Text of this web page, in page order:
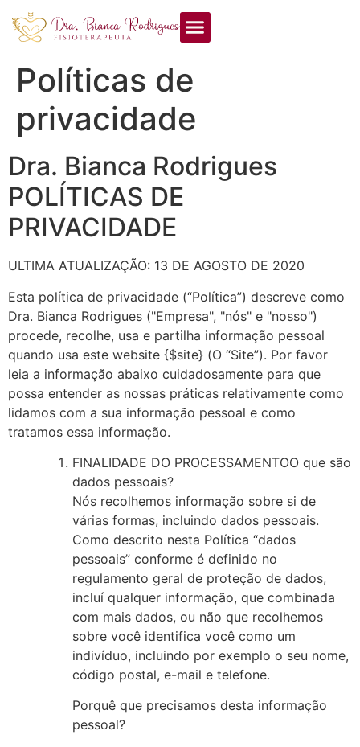
Políticas de
privacidade
Dra. Bianca Rodrigues
POLÍTICAS DE
PRIVACIDADE
ULTIMA ATUALIZAÇÃO: 13 DE AGOSTO DE 2020
Esta política de privacidade (“Política”) descreve como
Dra. Bianca Rodrigues ("Empresa", "nós" e "nosso")
procede, recolhe, usa e partilha informação pessoal
quando usa este website {$site} (O “Site”). Por favor
leia a informação abaixo cuidadosamente para que
possa entender as nossas práticas relativamente como
lidamos com a sua informação pessoal e como
tratamos essa informação.
FINALIDADE DO PROCESSAMENTOO que são
dados pessoais?
Nós recolhemos informação sobre si de
várias formas, incluindo dados pessoais.
Como descrito nesta Política “dados
pessoais” conforme é definido no
regulamento geral de proteção de dados,
incluí qualquer informação, que combinada
com mais dados, ou não que recolhemos
sobre você identifica você como um
indivíduo, incluindo por exemplo o seu nome,
código postal, e-mail e telefone.
Porquê que precisamos desta informação
pessoal?